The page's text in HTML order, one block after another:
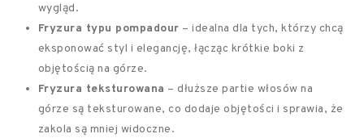
wygląd.
Fryzura typu pompadour – idealna dla tych, którzy chcą
eksponować styl i elegancję, łącząc krótkie boki z
objętością na górze.
Fryzura teksturowana – dłuższe partie włosów na
górze są teksturowane, co dodaje objętości i sprawia, że
zakola są mniej widoczne.